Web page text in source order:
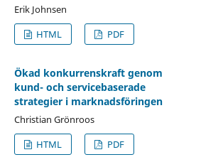
Erik Johnsen
HTML
PDF
Ökad konkurrenskraft genom
kund- och servicebaserade
strategier i marknadsföringen
Christian Grönroos
HTML
PDF